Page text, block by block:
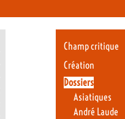
Champ critique
Création
Dossiers
Asiatiques
André Laude